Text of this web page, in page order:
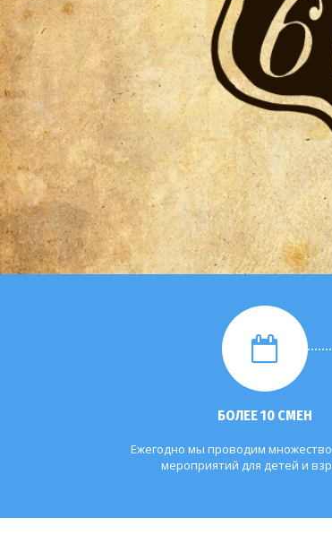
БОЛЕЕ 10 СМЕН
Ежегодно мы проводим
мероприятий для детей и